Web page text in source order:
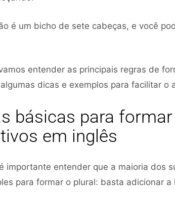
é um bicho de sete cabeças, e você
entender as principais regras de
dicas e exemplos para facilitar o
básicas para
em inglês
importante entender que a maioria dos
para formar o plural: basta adicionar a